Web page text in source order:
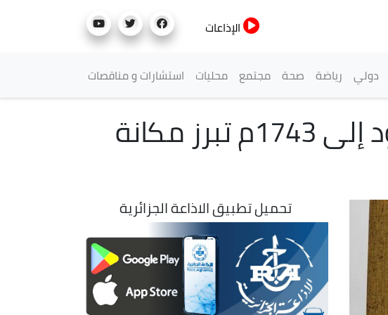
الإذاعات
دولي رياضة صحة مجتمع محليات استشارات و مناقصات
جامع الجزائر يتسلم وثيقة تاريخية نادرة تعود إلى 1743م تبرز مكانة
تحميل تطبيق الاذاعة الجزائرية